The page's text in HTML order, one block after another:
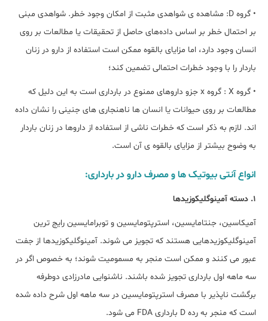
• گروه D: مشاهده ی شواهدی مثبت از امکان وجود خطر. شواهدی مبنی
بر احتمال خطر بر اساس داده‌های حاصل از تحقیقات یا مطالعات بر روی
انسان وجود دارد، اما مزایای بالقوه ممکن است استفاده از دارو در زنان
باردار را با وجود خطرات احتمالی تضمین کند؛
• گروه X : گروه x جزو داروهای ممنوع در بارداری است به این دلیل که
مطالعات بر روی حیوانات یا انسان ها ناهنجاری های جنینی را نشان داده
اند. لازم به ذکر است که خطرات ناشی از استفاده از داروها در زنان باردار
به وضوح بیشتر از مزایای بالقوه ی آن است.
انواع آنتی بیوتیک ها و مصرف دارو در بارداری:
1. دسته آمینوگلیکوزیدها
آمیکاسین، جنتامایسین، استرپتومایسین و توبرامایسین رایج ترین
آمینوگلیکوزیدهایی هستند که تجویز می شوند. آمینوگلیکوزیدها از جفت
عبور می کنند و ممکن است منجر به مسمومیت شوند؛ به خصوص اگر در
سه ماهه اول بارداری تجویز شده باشند. ناشنوایی مادرزادی دوطرفه
برگشت ناپذیر با مصرف استرپتومایسین در سه ماهه اول شرح داده شده
است که منجر به رده D بارداری FDA می شود.